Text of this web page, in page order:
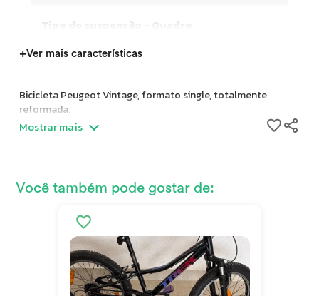
+Ver mais características
Bicicleta Peugeot Vintage, formato single, totalmente
reformada.
Mostrar mais
Você também pode gostar de: